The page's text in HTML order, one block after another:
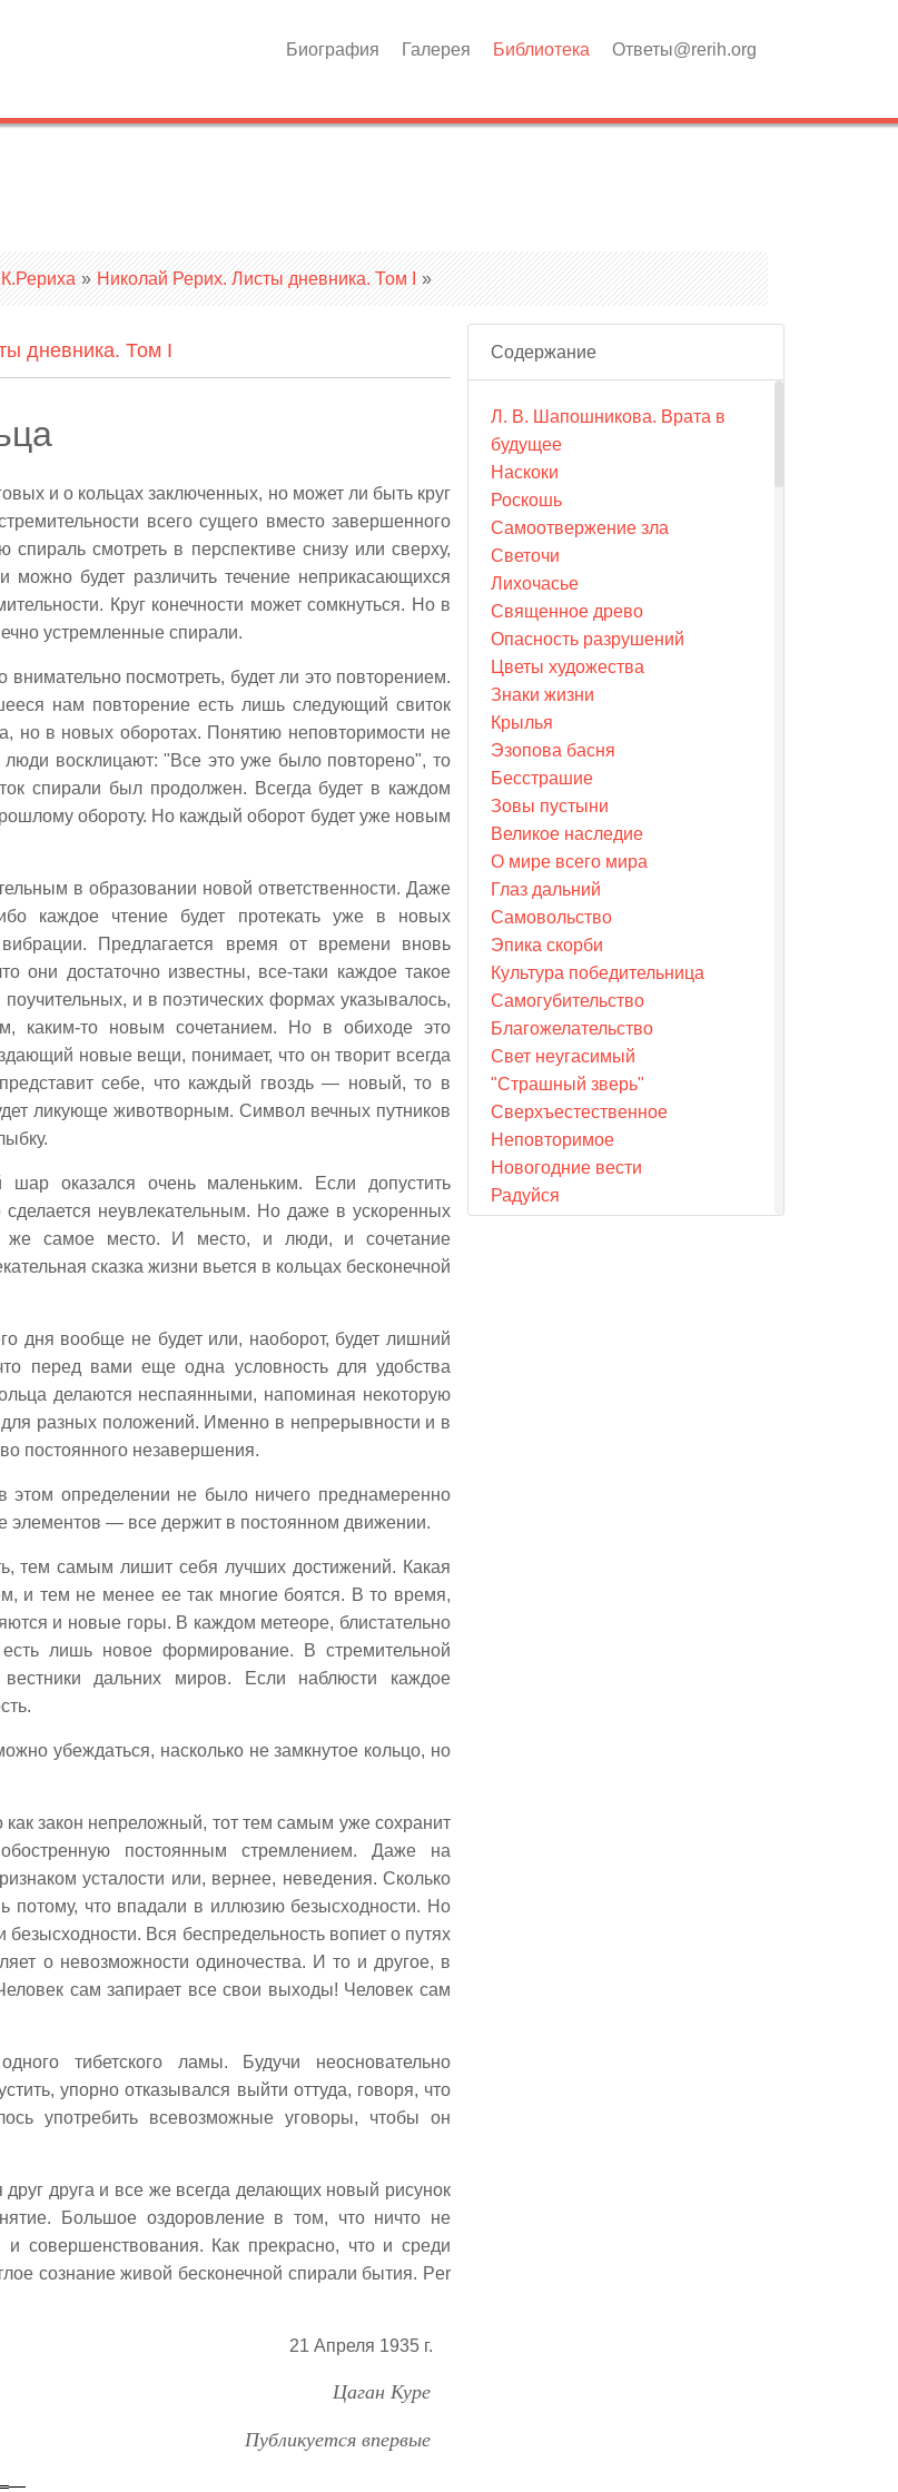
Биография Галерея Библиотека Ответы@rerih.org
» Николай Рерих. Листы дневника. Том I »
дневника. Том I
и о кольцах заключенных, но может ли быть круг
всего сущего вместо завершенного
смотреть в перспективе снизу или сверху,
будет различить течение неприкасающихся
Круг конечности может сомкнуться. Но в
устремленные спирали.
посмотреть, будет ли это повторением.
нам повторение есть лишь следующий свиток
но в новых оборотах. Понятию неповторимости не
восклицают: "Все это уже было повторено", то
спирали был продолжен. Всегда будет в каждом
обороту. Но каждый оборот будет уже новым
в образовании новой ответственности. Даже
каждое чтение будет протекать уже в новых
Предлагается время от времени вновь
они достаточно известны, все-таки каждое такое
и в поэтических формах указывалось,
каким-то новым сочетанием. Но в обиходе это
новые вещи, понимает, что он творит всегда
себе, что каждый гвоздь — новый, то в
ликующе животворным. Символ вечных путников
оказался очень маленьким. Если допустить
сделается неувлекательным. Но даже в ускоренных
же самое место. И место, и люди, и сочетание
сказка жизни вьется в кольцах бесконечной
дня вообще не будет или, наоборот, будет лишний
перед вами еще одна условность для удобства
делаются неспаянными, напоминая некоторую
разных положений. Именно в непрерывности и в
постоянного незавершения.
этом определении не было ничего преднамеренно
элементов — все держит в постоянном движении.
тем самым лишит себя лучших достижений. Какая
и тем не менее ее так многие боятся. В то время,
и новые горы. В каждом метеоре, блистательно
лишь новое формирование. В стремительной
дальних миров. Если наблюсти каждое
убеждаться, насколько не замкнутое кольцо, но
закон непреложный, тот тем самым уже сохранит
постоянным стремлением. Даже на
усталости или, вернее, неведения. Сколько
что впадали в иллюзию безысходности. Но
Вся беспредельность вопиет о путях
о невозможности одиночества. И то и другое, в
сам запирает все свои выходы! Человек сам
тибетского ламы. Будучи неосновательно
упорно отказывался выйти оттуда, говоря, что
употребить всевозможные уговоры, чтобы он
друга и все же всегда делающих новый рисунок
Большое оздоровление в том, что ничто не
совершенствования. Как прекрасно, что и среди
сознание живой бесконечной спирали бытия. Per
21 Апреля 1935 г.
Цаган Куре
Публикуется впервые
Содержание
Л. В. Шапошникова. Врата в
будущее
Наскоки
Роскошь
Самоотвержение зла
Светочи
Лихочасье
Священное древо
Опасность разрушений
Цветы художества
Знаки жизни
Крылья
Эзопова басня
Бесстрашие
Зовы пустыни
Великое наследие
О мире всего мира
Глаз дальний
Самовольство
Эпика скорби
Культура победительница
Самогубительство
Благожелательство
Свет неугасимый
"Страшный зверь"
Сверхъестественное
Неповторимое
Новогодние вести
Радуйся